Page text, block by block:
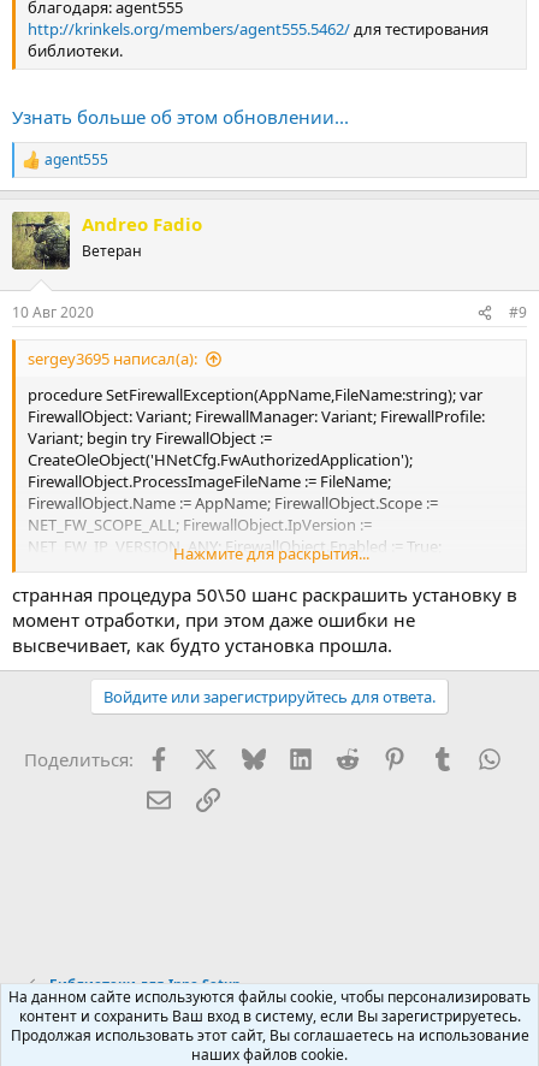
благодаря: agent555
http://krinkels.org/members/agent555.5462/для тестирования
библиотеки.
Узнать больше об этом обновлении...
Р
е
к
ц
и
agent555
Andreo Fadio
Ветеран
10 Авг 2020 #9
sergey3695 написал(а):
procedure SetFirewallException(AppName,FileName:string); var
FirewallObject: Variant; FirewallManager: Variant; FirewallProfile:
Variant; begin try FirewallObject :=
CreateOleObject('HNetCfg.FwAuthorizedApplication');
FirewallObject.ProcessImageFileName := FileName;
FirewallObject.Name := AppName; FirewallObject.Scope :=
NET_FW_SCOPE_ALL; FirewallObject.IpVersion :=
NET_FW_IP_VERSION_ANY; FirewallObject.Enabled := True;
FirewallManager := CreateOleObject('HNetCfg.FwMgr');
FirewallProfile := FirewallManager.LocalPolicy.CurrentProfile;
FirewallProfile.AuthorizedApplications.Add(FirewallObject); except
end; end;
Нажмите для раскрытия...
странная процедура 50\50 шанс раскрашить установку в
момент отработки, при этом даже ошибки не
высвечивает, как будто установка прошла.
Войдите или зарегистрируйтесь для ответа.
Поделиться: FacebookX (Twitter)
BlueskyLinkedInReddit PinterestTumblr
Электронная почта
Ссылка
Библиотеки для Inno Setup
Russian (RU)
На данном сайте используются файлы cookie, чтобы персонализировать
контент и сохранить Ваш вход в систему, если Вы зарегистрируетесь.
Продолжая использовать этот сайт, Вы соглашаетесь на использование
наших файлов cookie.